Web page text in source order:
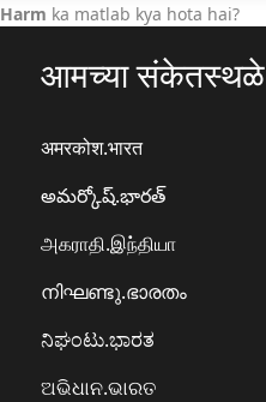
Harm ka matlab kya hota hai?
आमच्या संकेतस्थळे
अमरकोश.भारत
అమర్కోష్.భారత్
அகராதி.இந்தியா
നിഘണ്ടു.ഭാരതം
ನಿಘಂಟು.ಭಾರತ
ଅଭିଧାନ.ଭାରତ